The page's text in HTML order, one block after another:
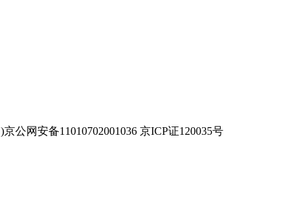
)京公网安备11010702001036 京ICP证120035号